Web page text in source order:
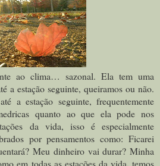
ao clima… sazonal. Ela tem uma
a estação seguinte, queiramos ou não.
a estação seguinte, frequentemente
quanto ao que ela pode nos
da vida, isso é especialmente
por pensamentos como: Ficarei
Meu dinheiro vai durar? Minha
em todas as estações da vida, temos